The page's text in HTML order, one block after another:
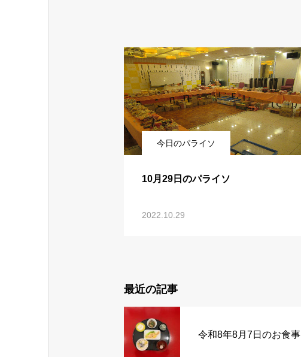
今日のパライソ
10月29日のパライソ
2022.10.29
最近の記事
令和8年8月7日のお食事